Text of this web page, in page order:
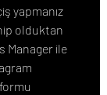
yapmanız
olduktan
Manager ile